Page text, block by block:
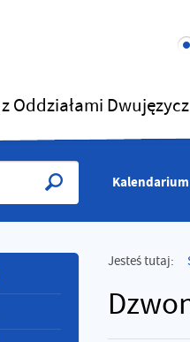
Oddziałami
Jesteś tutaj: